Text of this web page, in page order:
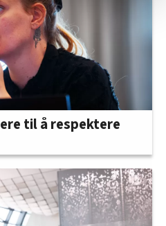
hvordan du bruker
samarbeidspartnere
Disse er angitt i
siden.
til å respektere